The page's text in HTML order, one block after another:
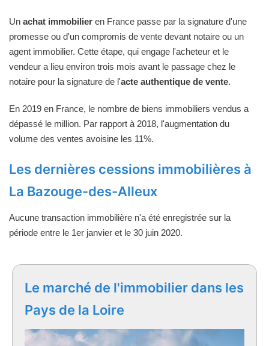
Un achat immobilier en France passe par la signature d'une
promesse ou d'un compromis de vente devant notaire ou un
agent immobilier. Cette étape, qui engage l'acheteur et le
vendeur a lieu environ trois mois avant le passage chez le
notaire pour la signature de l'acte authentique de vente.
En 2019 en France, le nombre de biens immobiliers vendus a
dépassé le million. Par rapport à 2018, l'augmentation du
volume des ventes avoisine les 11%.
Les dernières cessions immobilières à
La Bazouge-des-Alleux
Aucune transaction immobilière n'a été enregistrée sur la
période entre le 1er janvier et le 30 juin 2020.
Le marché de l'immobilier dans les
Pays de la Loire